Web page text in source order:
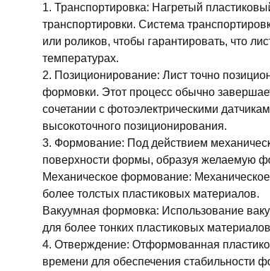
1. Транспортировка: Нагретый
транспортировки. Система
или роликов, чтобы гарантировать, что
температурах.
2. Позиционирование: Лист точно
формовки. Этот процесс обычно
сочетании с фотоэлектрическими
высокоточного позиционирования.
3. Формование: Под действием
поверхности формы, образуя желаемую
Механическое формование:
более толстых пластиковых материалов.
Вакуумная формовка: Использование
для более тонких пластиковых
4. Отверждение: Отформованная
времени для обеспечения стабильности